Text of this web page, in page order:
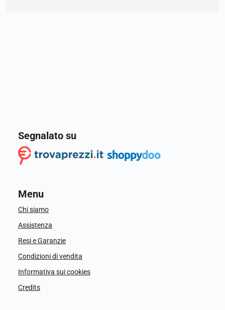
Segnalato su
Menu
Chi siamo
Assistenza
Resi e Garanzie
Condizioni di vendita
Informativa sui cookies
Credits